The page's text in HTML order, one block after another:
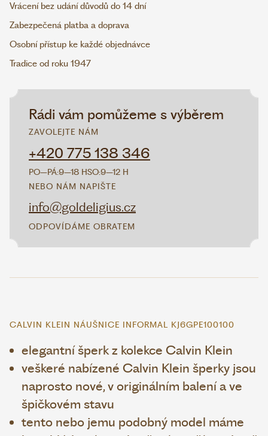
Rádi vám pomůžeme s výběrem
ZAVOLEJTE NÁM
+420 775 138 346
PO–PÁ:9–18 HSO:9–12 H
NEBO NÁM NAPIŠTE
info@goldeligius.cz
ODPOVÍDÁME OBRATEM
Vrácení bez udání důvodů do 14 dní
Zabezpečená platba a doprava
Osobní přístup ke každé objednávce
Tradice od roku 1947
CALVIN KLEIN NÁUŠNICE INFORMAL KJ6GPE100100
elegantní šperk z kolekce Calvin Klein
veškeré nabízené Calvin Klein šperky jsou
naprosto nové, v originálním balení a ve
špičkovém stavu
tento nebo jemu podobný model máme